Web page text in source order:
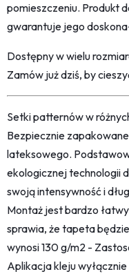
pomieszczeniu. Produkt
gwarantuje jego
Dostępny w wielu
Zamów już dziś, by
Setki patternów w
Bezpiecznie
lateksowego.
ekologicznej technologii
swoją intensywność i
Montaż jest bardzo
sprawia, że tapeta
wynosi 130 g/m2 -
Aplikacja kleju